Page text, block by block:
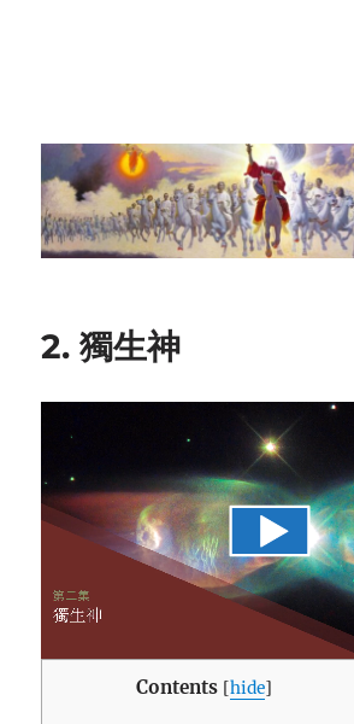
2. 獨生神
Contents hide]